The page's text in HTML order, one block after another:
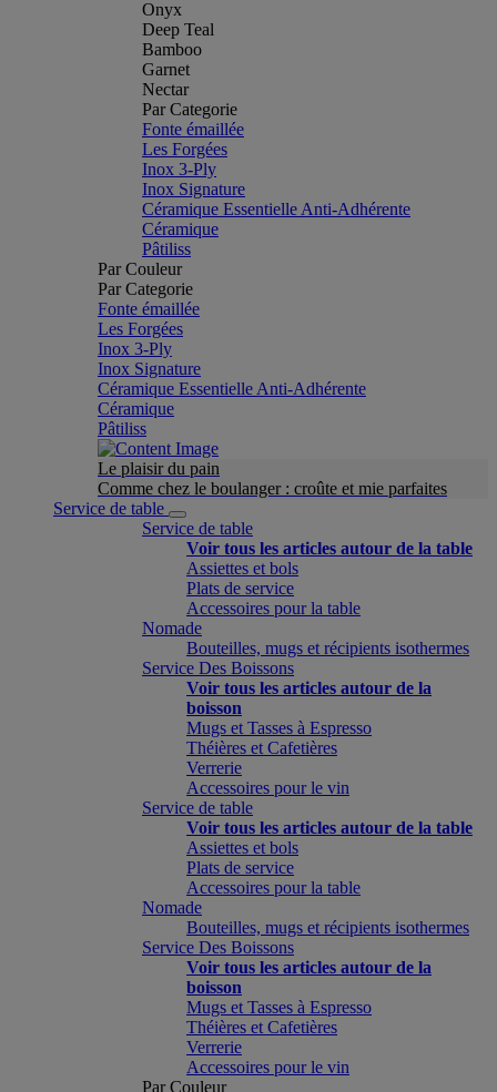
Onyx
Deep Teal
Bamboo
Garnet
Nectar
Par Categorie
Fonte émaillée
Les Forgées
Inox 3-Ply
Inox Signature
Céramique Essentielle Anti-Adhérente
Céramique
Pâtiliss
Par Couleur
Par Categorie
Fonte émaillée
Les Forgées
Inox 3-Ply
Inox Signature
Céramique Essentielle Anti-Adhérente
Céramique
Pâtiliss
Le plaisir du pain
Comme chez le boulanger : croûte et mie parfaites
Service de table
Service de table
Voir tous les articles autour de la table
Assiettes et bols
Plats de service
Accessoires pour la table
Nomade
Bouteilles, mugs et récipients isothermes
Service Des Boissons
Voir tous les articles autour de la
boisson
Mugs et Tasses à Espresso
Théières et Cafetières
Verrerie
Accessoires pour le vin
Service de table
Voir tous les articles autour de la table
Assiettes et bols
Plats de service
Accessoires pour la table
Nomade
Bouteilles, mugs et récipients isothermes
Service Des Boissons
Voir tous les articles autour de la
boisson
Mugs et Tasses à Espresso
Théières et Cafetières
Verrerie
Accessoires pour le vin
Par Couleur